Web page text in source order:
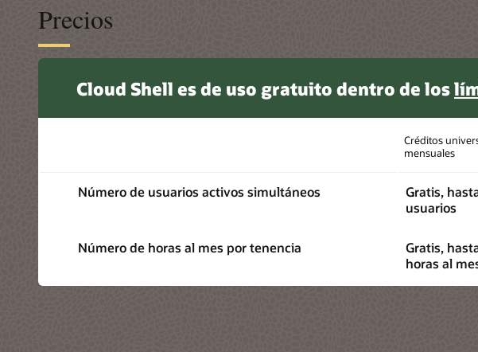
Precios
Cloud Shell es de uso gratuito dentro de los
Créditos
mensuales
Número de usuarios activos simultáneos
Gratis,
usuarios
Número de horas al mes por tenencia
Gratis,
horas al